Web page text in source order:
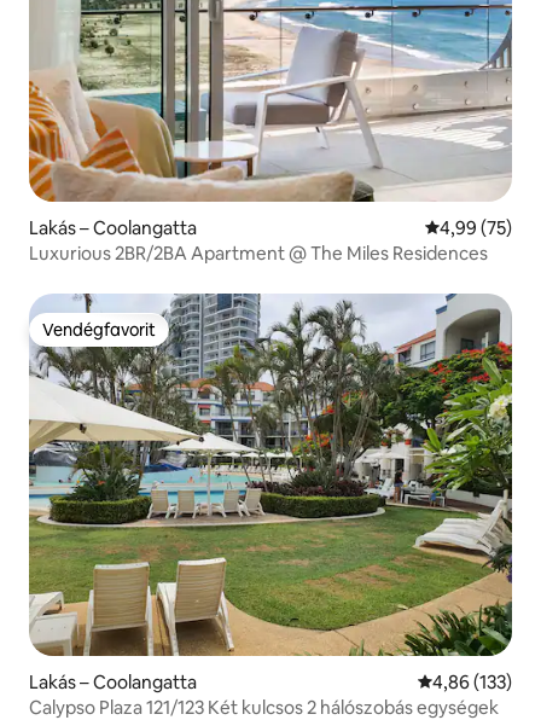
Lakás – Coolangatta Átlagos
4,99 (75)
Luxurious 2BR/2BA Apartment @ The Miles Residences
Vendégfavorit
Vendégfavorit
Lakás – Coolangatta Átlagos
4,86 (133)
Calypso Plaza 121/123 Két kulcsos 2 hálószobás egységek